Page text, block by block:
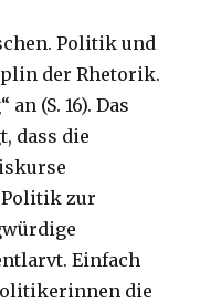
Politik und
der Rhetorik.
(S. 16). Das
dass die
zur
Einfach
die